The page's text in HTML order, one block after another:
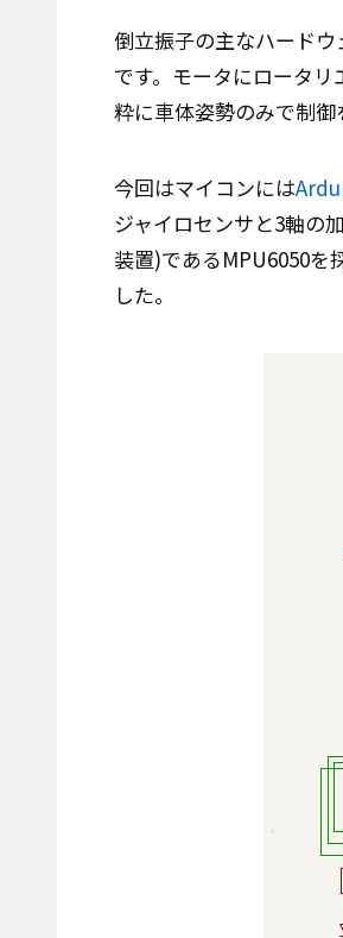
倒立振子の主なハード
です。モータにロータ
粋に車体姿勢のみで制御
今回はマイコンには
ジャイロセンサと3軸
装置)であるMPU6050を
した。